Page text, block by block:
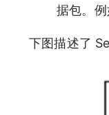
据包。
下图描述了